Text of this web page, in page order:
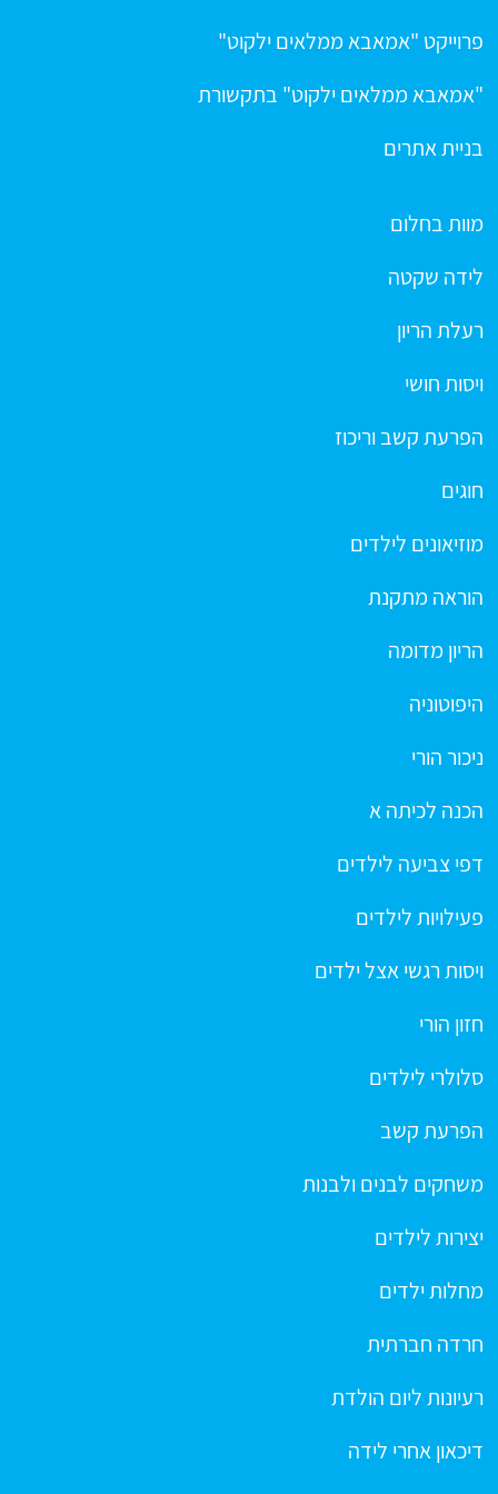
פרוייקט "אמאבא ממלאים ילקוט"
"אמאבא ממלאים ילקוט" בתקשורת
בניית אתרים
מוות בחלום
לידה שקטה
רעלת הריון
ויסות חושי
הפרעת קשב וריכוז
חוגים
מוזיאונים לילדים
הוראה מתקנת
הריון מדומה
היפוטוניה
ניכור הורי
הכנה לכיתה א
דפי צביעה לילדים
פעילויות לילדים
ויסות רגשי אצל ילדים
חזון הורי
סלולרי לילדים
הפרעת קשב
משחקים לבנים ולבנות
יצירות לילדים
מחלות ילדים
חרדה חברתית
רעיונות ליום הולדת
דיכאון אחרי לידה